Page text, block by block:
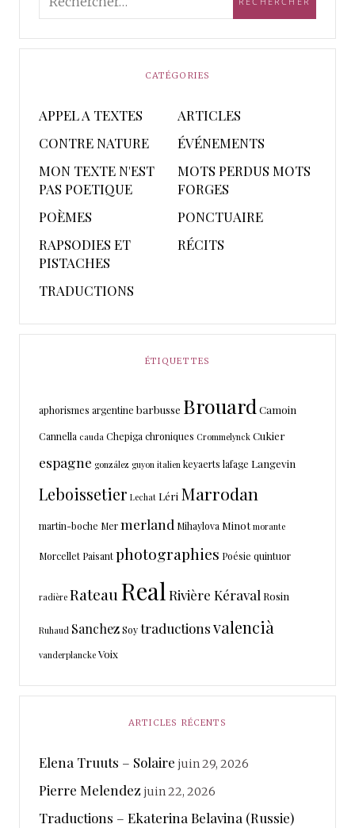
CATÉGORIES
APPEL A TEXTES
ARTICLES
CONTRE NATURE
ÉVÉNEMENTS
MON TEXTE N'EST
PAS POETIQUE
MOTS PERDUS MOTS
FORGES
POÈMES
PONCTUAIRE
RAPSODIES ET
PISTACHES
RÉCITS
TRADUCTIONS
ÉTIQUETTES
aphorismes argentine barbusse Brouard Camoin
Cannella cauda Chepiga chroniques Crommelynck Cukier
espagne gonzález guyon italien keyaerts lafage Langevin
Leboissetier Lechat Léri Marrodan
martin-boche Mermerland Mihaylova Minot morante
Morcellet Paisantphotographies Poésie quintuor
radière Rateau Real Rivière Kéraval Rosin
Ruhaud SanchezSoytraductionsvalencià
vanderplancke Voix
ARTICLES RÉCENTS
Elena Truuts – Solaire juin 29, 2026
Pierre Melendez juin 22, 2026
Traductions – Ekaterina Belavina (Russie)